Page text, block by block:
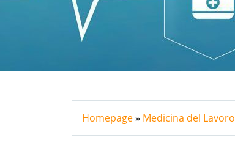
Homepage Medicina del Lavoro